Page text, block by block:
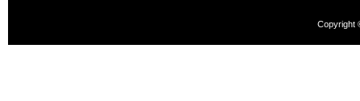
Copyright